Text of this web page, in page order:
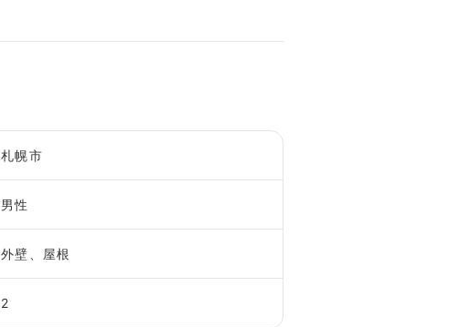
札幌市
男性
外壁、屋根
2